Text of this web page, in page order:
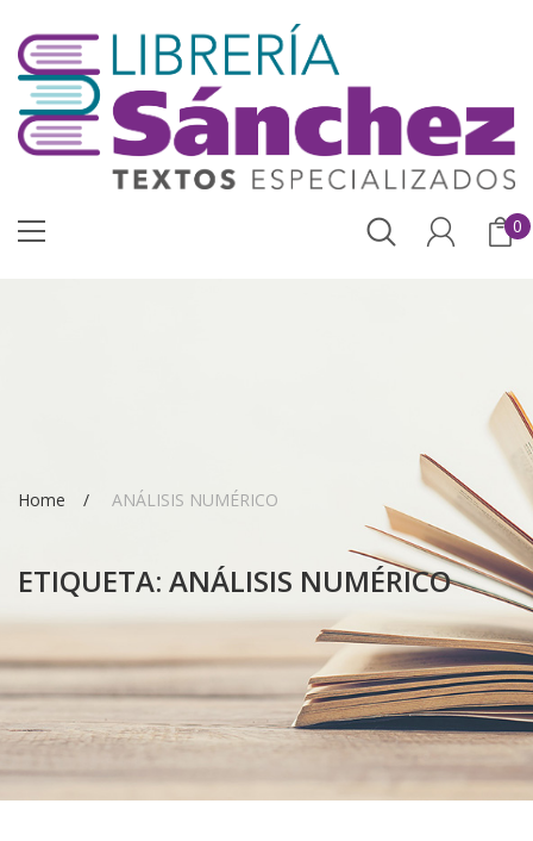
0
Home ANÁLISIS NUMÉRICO
ETIQUETA: ANÁLISIS NUMÉRICO